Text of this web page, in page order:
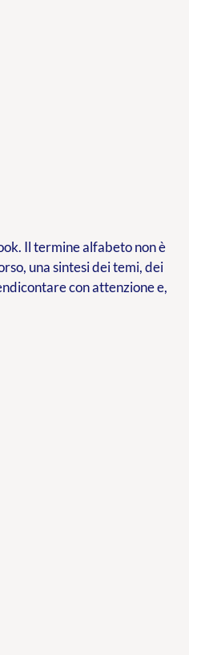
Il termine alfabeto non è
una sintesi dei temi, dei
con attenzione e,